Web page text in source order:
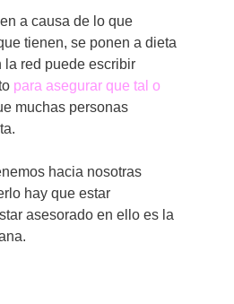
a causa de lo que
tienen, se ponen a dieta
la red puede escribir
para asegurar que tal o
muchas personas
hacia nosotras
hay que estar
asesorado en ello es la